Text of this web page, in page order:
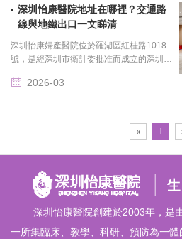
特色门诊
計劃生育
深圳怡康醫院地址在哪裡？交通路
線與地鐵出口一文睇清
深圳怡康婦產醫院位於羅湖區紅桂路1018
號，是經深圳市衛計委批准而成立的深圳二
地就醫聯網結算醫療機構、母嬰保健技術定
2026-03
« 1
深圳怡康醫院創建於2003年，是
一所集臨床、教學、科研、預防為一體